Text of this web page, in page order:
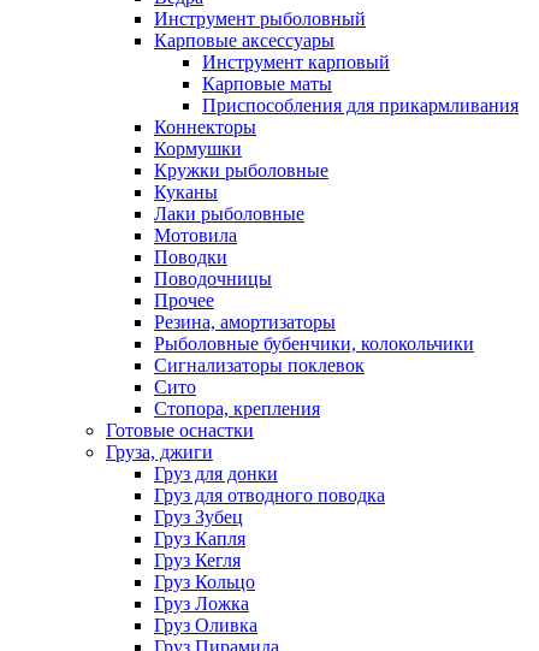
Инструмент рыболовный
Карповые аксессуары
Инструмент карповый
Карповые маты
Приспособления для прикармливания
Коннекторы
Кормушки
Кружки рыболовные
Куканы
Лаки рыболовные
Мотовила
Поводки
Поводочницы
Прочее
Резина, амортизаторы
Рыболовные бубенчики, колокольчики
Сигнализаторы поклевок
Сито
Стопора, крепления
Готовые оснастки
Груза, джиги
Груз для донки
Груз для отводного поводка
Груз Зубец
Груз Капля
Груз Кегля
Груз Кольцо
Груз Ложка
Груз Оливка
Груз Пирамида